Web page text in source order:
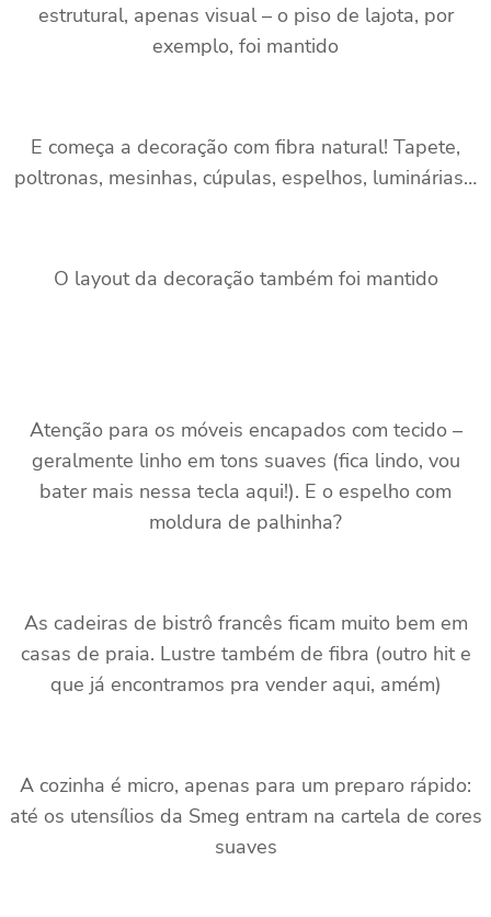
estrutural, apenas visual – o piso de lajota, por
exemplo, foi mantido
E começa a decoração com fibra natural! Tapete,
poltronas, mesinhas, cúpulas, espelhos, luminárias…
O layout da decoração também foi mantido
Atenção para os móveis encapados com tecido –
geralmente linho em tons suaves (fica lindo, vou
bater mais nessa tecla aqui!). E o espelho com
moldura de palhinha?
As cadeiras de bistrô francês ficam muito bem em
casas de praia. Lustre também de fibra (outro hit e
que já encontramos pra vender aqui, amém)
A cozinha é micro, apenas para um preparo rápido:
até os utensílios da Smeg entram na cartela de cores
suaves